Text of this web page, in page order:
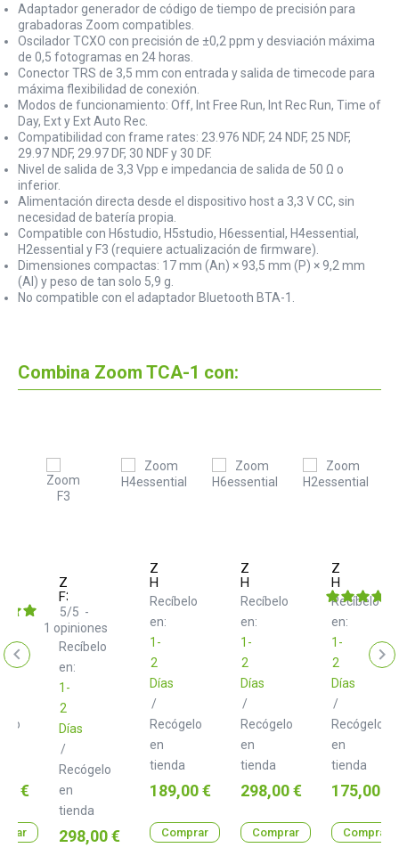
Adaptador generador de código de tiempo de precisión para
grabadoras Zoom compatibles.
Oscilador TCXO con precisión de ±0,2 ppm y desviación máxima
de 0,5 fotogramas en 24 horas.
Conector TRS de 3,5 mm con entrada y salida de timecode para
máxima flexibilidad de conexión.
Modos de funcionamiento: Off, Int Free Run, Int Rec Run, Time of
Day, Ext y Ext Auto Rec.
Compatibilidad con frame rates: 23.976 NDF, 24 NDF, 25 NDF,
29.97 NDF, 29.97 DF, 30 NDF y 30 DF.
Nivel de salida de 3,3 Vpp e impedancia de salida de 50 Ω o
inferior.
Alimentación directa desde el dispositivo host a 3,3 V CC, sin
necesidad de batería propia.
Compatible con H6studio, H5studio, H6essential, H4essential,
H2essential y F3 (requiere actualización de firmware).
Dimensiones compactas: 17 mm (An) × 93,5 mm (P) × 9,2 mm
(Al) y peso de tan solo 5,9 g.
No compatible con el adaptador Bluetooth BTA-1.
Combina Zoom TCA-1 con:
€
Zoom
F3
Recíbelo
en:
1-
2
Días
/
Recógelo
en
tienda
5/5 -
1 opiniones
Precio
298,00 €
Zoom
H4essential
Recíbelo
en:
1-
2
Días
/
Recógelo
en
tienda
Precio
189,00 €
Comprar
Zoom
H6essential
Recíbelo
en:
1-
2
Días
/
Recógelo
en
tienda
Precio
298,00 €
Comprar
Zoom
H2essential
Recíbelo
en:
1-
2
Días
/
Recógelo
en
tienda
Precio
175,00 €
Comprar